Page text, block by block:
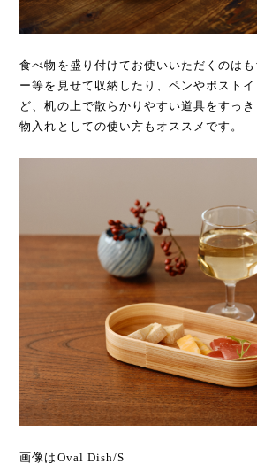
食べ物を盛り付けてお使いいただくのは
ー等を見せて収納したり、ペンやポスト
ど、机の上で散らかりやすい道具をすっ
物入れとしての使い方もオススメです。
画像はOval Dish/S